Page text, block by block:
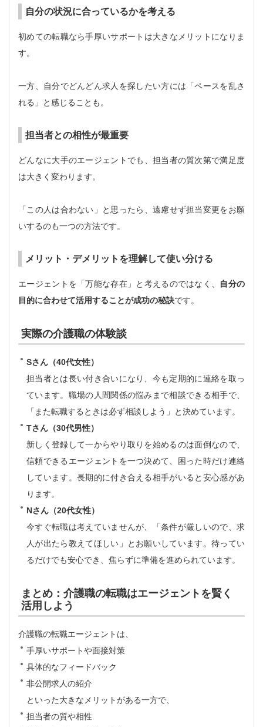
自分の状況に合っているかを考える
初めての転職なら手厚いサポートは大きなメリットになりま
す。
一方、自分でどんどん求人を探したい方には「ペースを乱さ
れる」と感じることも。
担当者との相性が最重要
どんなに大手のエージェントでも、担当者の質次第で満足度
は大きく変わります。
「この人は合わない」と思ったら、遠慮せず担当変更をお願
いするのも一つの方法です。
メリット・デメリットを理解して使い分ける
エージェントを「万能な存在」と考えるのではなく、
自分の
目的に合わせて活用することが成功の秘訣です。
実際の介護職の体験談
Sさん（40代女性）
担当者とは長い付き合いになり、今も定期的に連絡を取っ
ています。職場の人間関係の悩みまで相談できる相手で、
「また転職するときは必ず相談しよう」と決めています。
Tさん（30代男性）
新しく登録して一からやり取りを始めるのは面倒なので、
信頼できるエージェントを一つ決めて、困った時だけ連絡
しています。長期的に付き合える相手がいると安心感があ
ります。
Nさん（20代女性）
今すぐ転職は考えていませんが、「条件が厳しいので、求
人が出たら教えてほしい」とお願いしています。待ってい
るだけでも安心でき、焦らずに準備を進められています。
まとめ：介護職の転職はエージェントを賢く
活用しよう
介護職の転職エージェントは、
手厚いサポートや面接対策
具体的なフィードバック
非公開求人の紹介
といった大きなメリットがある一方で、
担当者の質や相性